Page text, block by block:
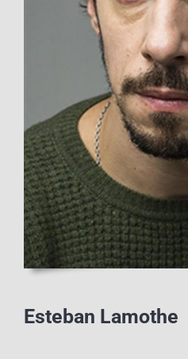
Esteban Lamothe